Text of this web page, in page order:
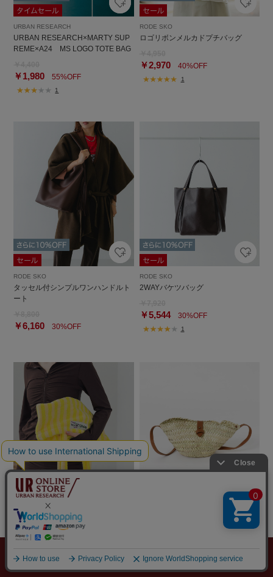
URBAN RESEARCH
URBAN RESEARCH×MARTY SUP
REME×A24 MS LOGO TOTE BAG
￥1,980 55%OFF
1
RODE SKO
ロゴリボンメルカドプチバッグ
￥2,97040%OFF
1
RODE SKO
タッセル付シンプルワンハンドルト
ート
￥6,160 30%OFF
RODE SKO
2WAYバケツバッグ
￥5,54430%OFF
1
URBAN RESEARCH
BONGUSTA NARAM TOTEBAG
￥5,39030%OFF
2
KECH Le ESSENTIELS RAFFIA L
￥8,800
￥5,280